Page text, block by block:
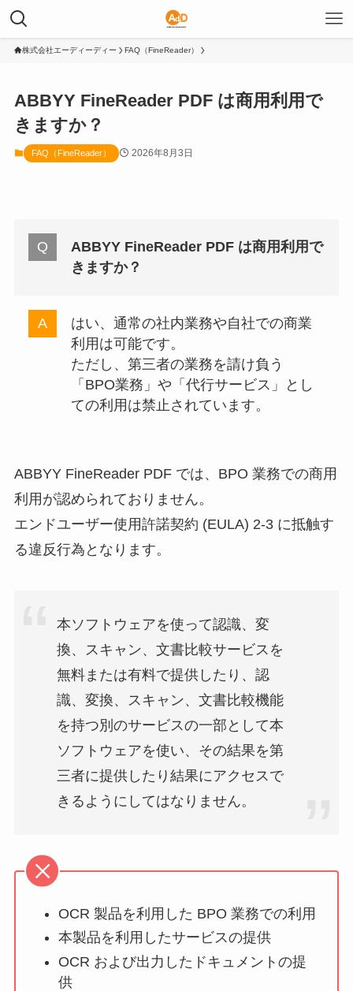
株式会社エーディーディー FAQ（FineReader）
ABBYY FineReader PDF は商用利用で
きますか？
FAQ（FineReader） 2026年8月3日
ABBYY FineReader PDF は商用利用で
きますか？
はい、通常の社内業務や自社での商業
利用は可能です。
ただし、第三者の業務を請け負う
「BPO業務」や「代行サービス」とし
ての利用は禁止されています。
ABBYY FineReader PDF では、BPO 業務での商用
利用が認められておりません。
エンドユーザー使用許諾契約 (EULA) 2-3 に抵触す
る違反行為となります。
本ソフトウェアを使って認識、変
換、スキャン、文書比較サービスを
無料または有料で提供したり、認
識、変換、スキャン、文書比較機能
を持つ別のサービスの一部として本
ソフトウェアを使い、その結果を第
三者に提供したり結果にアクセスで
きるようにしてはなりません。
OCR 製品を利用した BPO 業務での利用
本製品を利用したサービスの提供
OCR および出力したドキュメントの提
供